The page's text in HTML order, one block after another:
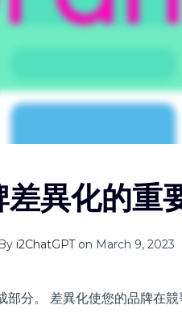
差異化的重
By i2ChatGPT on March 9, 2023
分。 差異化使您的品牌在